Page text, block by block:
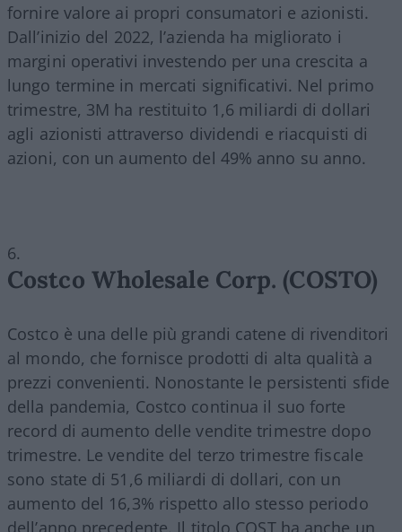
fornire valore ai propri consumatori e azionisti.
Dall’inizio del 2022, l’azienda ha migliorato i
margini operativi investendo per una crescita a
lungo termine in mercati significativi. Nel primo
trimestre, 3M ha restituito 1,6 miliardi di dollari
agli azionisti attraverso dividendi e riacquisti di
azioni, con un aumento del 49% anno su anno.
Costco Wholesale Corp. (COSTO)
Costco è una delle più grandi catene di rivenditori
al mondo, che fornisce prodotti di alta qualità a
prezzi convenienti. Nonostante le persistenti sfide
della pandemia, Costco continua il suo forte
record di aumento delle vendite trimestre dopo
trimestre. Le vendite del terzo trimestre fiscale
sono state di 51,6 miliardi di dollari, con un
aumento del 16,3% rispetto allo stesso periodo
dell’anno precedente. Il titolo COST ha anche un